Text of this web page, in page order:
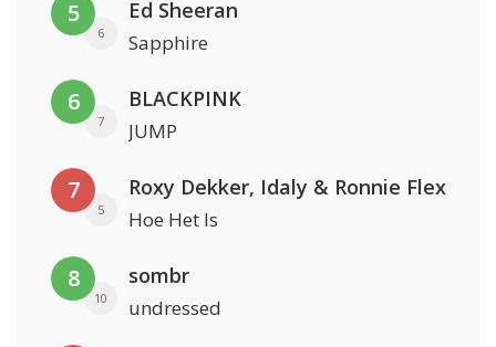
5
6
Ed Sheeran
Sapphire
6
7
BLACKPINK
JUMP
7
5
Roxy Dekker, Idaly & Ronnie Flex
Hoe Het Is
8
10
sombr
undressed